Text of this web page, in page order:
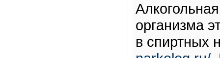
организма
в спиртных